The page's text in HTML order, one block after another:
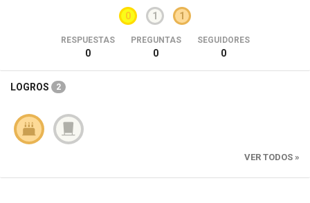
0 1 1
RESPUESTAS
0
PREGUNTAS
0
SEGUIDORES
0
LOGROS 2
VER TODOS »